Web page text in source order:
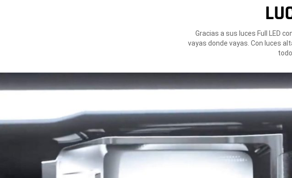
Gracias a sus luces Full LED
vayas donde vayas. Con luces